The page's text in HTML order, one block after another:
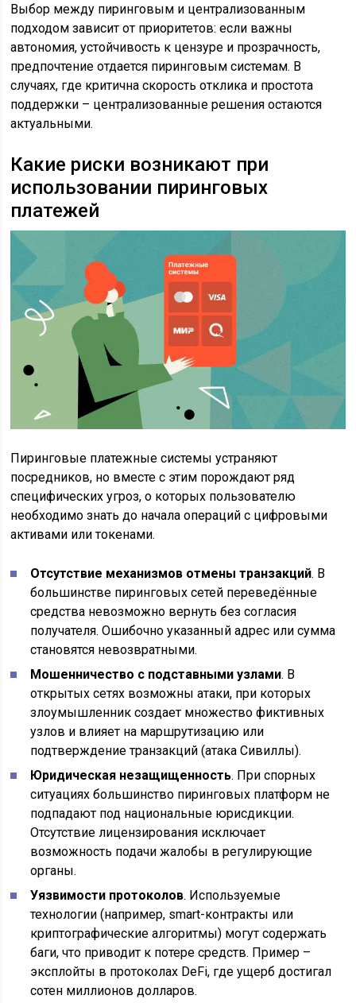
Выбор между пиринговым и централизованным
подходом зависит от приоритетов: если важны
автономия, устойчивость к цензуре и прозрачность,
предпочтение отдается пиринговым системам. В
случаях, где критична скорость отклика и простота
поддержки – централизованные решения остаются
актуальными.
Какие риски возникают при
использовании пиринговых
платежей
Пиринговые платежные системы устраняют
посредников, но вместе с этим порождают ряд
специфических угроз, о которых пользователю
необходимо знать до начала операций с цифровыми
активами или токенами.
Отсутствие механизмов отмены транзакций. В
большинстве пиринговых сетей переведённые
средства невозможно вернуть без согласия
получателя. Ошибочно указанный адрес или сумма
становятся невозвратными.
Мошенничество с подставными узлами. В
открытых сетях возможны атаки, при которых
злоумышленник создает множество фиктивных
узлов и влияет на маршрутизацию или
подтверждение транзакций (атака Сивиллы).
Юридическая незащищенность. При спорных
ситуациях большинство пиринговых платформ не
подпадают под национальные юрисдикции.
Отсутствие лицензирования исключает
возможность подачи жалобы в регулирующие
органы.
Уязвимости протоколов. Используемые
технологии (например, smart-контракты или
криптографические алгоритмы) могут содержать
баги, что приводит к потере средств. Пример –
эксплойты в протоколах DeFi, где ущерб достигал
сотен миллионов долларов.